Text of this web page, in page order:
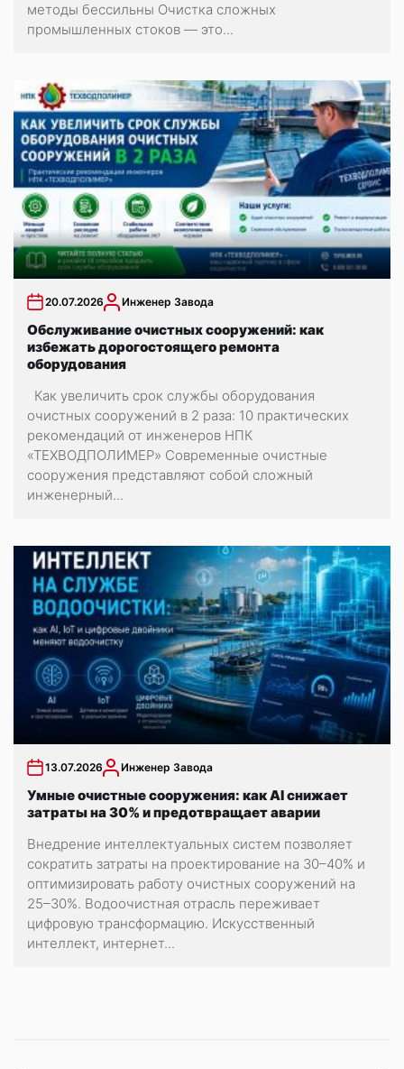
методы бессильны Очистка сложных
промышленных стоков — это...
20.07.2026 Инженер Завода
Обслуживание очистных сооружений: как
избежать дорогостоящего ремонта
оборудования
Как увеличить срок службы оборудования
очистных сооружений в 2 раза: 10 практических
рекомендаций от инженеров НПК
«ТЕХВОДПОЛИМЕР» Современные очистные
сооружения представляют собой сложный
инженерный...
13.07.2026 Инженер Завода
Умные очистные сооружения: как AI снижает
затраты на 30% и предотвращает аварии
Внедрение интеллектуальных систем позволяет
сократить затраты на проектирование на 30–40% и
оптимизировать работу очистных сооружений на
25–30%. Водоочистная отрасль переживает
цифровую трансформацию. Искусственный
интеллект, интернет...